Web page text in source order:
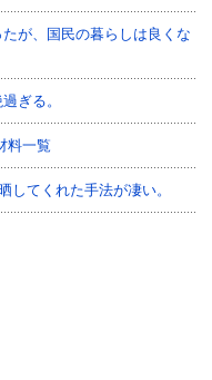
が、国民の暮らしは良くな
ぎる。
料一覧
してくれた手法が凄い。